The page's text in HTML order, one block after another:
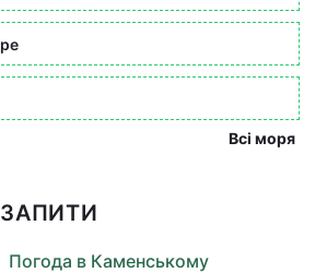
Всі моря
Погода в Каменському